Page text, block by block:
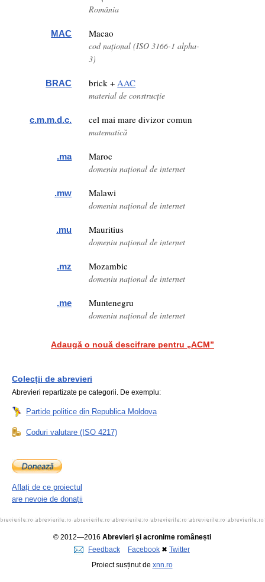
România
MAC Macao
cod național (ISO 3166-1 alpha-
3)
BRAC brick +AAC
material de construcție
c.m.m.d.c. cel mai mare divizor comun
matematică
.ma Maroc
domeniu național de internet
.mw Malawi
domeniu național de internet
.mu Mauritius
domeniu național de internet
.mz Mozambic
domeniu național de internet
.me Muntenegru
domeniu național de internet
Adaugă o nouă descifrare pentru „ACM”
Colecții de abrevieri
Abrevieri repartizate pe categorii. De exemplu:
Partide politice din Republica Moldova
Coduri valutare (ISO 4217)
Aflați de ce proiectul
are nevoie de donații
© 2012—2016 Abrevieri și acronime românești
Feedback
Facebook ✖ Twitter
Proiect susținut de xnn.ro